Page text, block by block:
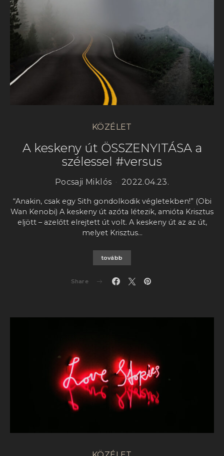
KÖZÉLET
A keskeny út ÖSSZENYITÁSA a
szélessel #versus
Pocsaji Miklós 2022.04.23.
“Anakin, csak egy Sith gondolkodik végletekben!” (Obi
Wan Kenobi) A keskeny út azóta létezik, amióta Krisztus
eljött – azelőtt elrejtett út volt. A keskeny út az az út,
melyet Krisztus…
tovább
Share